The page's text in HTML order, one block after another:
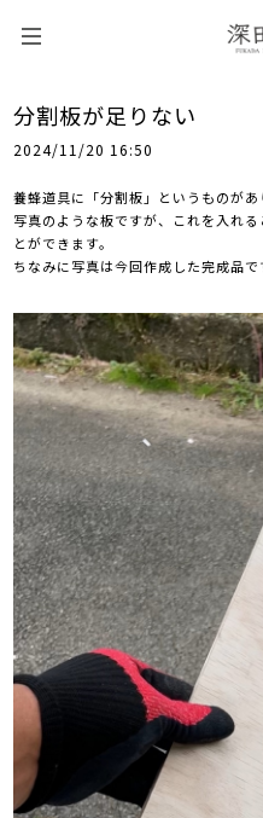
分割板が足りない
2024/11/20 16:50
養蜂道具に「分割板」というものがあ
写真のような板ですが、これを入れ
とができます。
ちなみに写真は今回作成した完成品で